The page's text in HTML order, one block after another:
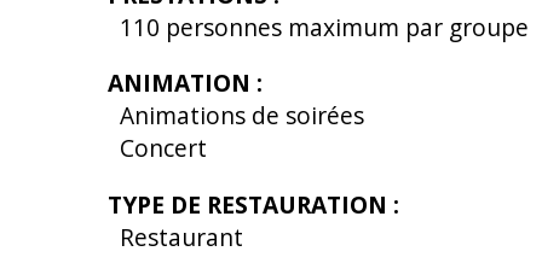
110 personnes maximum par groupe
ANIMATION :
Animations de soirées
Concert
TYPE DE RESTAURATION :
Restaurant